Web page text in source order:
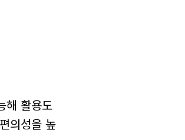
해 활용도
의성을 높